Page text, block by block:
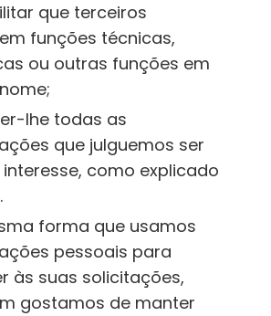
que terceiros
funções técnicas,
ou outras funções em
lhe todas as
que julguemos ser
interesse, como explicado
forma que usamos
pessoais para
às suas solicitações,
gostamos de manter